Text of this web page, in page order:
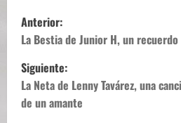
N
a
v
e
Anterior:
La Bestia de Junior H, un
Siguiente:
La Neta de Lenny Tavárez, una
de un amante